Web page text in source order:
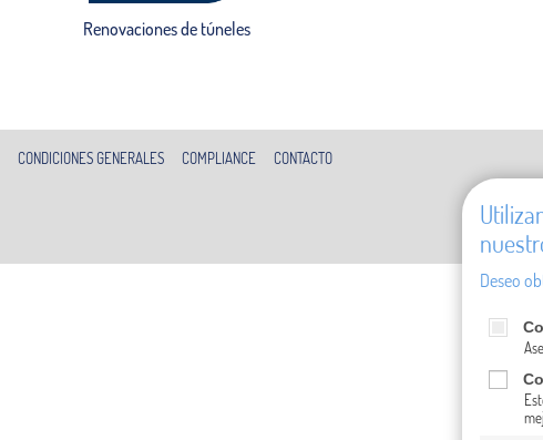
Renovaciones de túneles
CONDICIONES GENERALES COMPLIANCE CONTACTO
Deseo